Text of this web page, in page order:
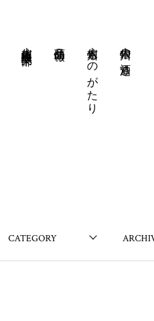
大信州の酒造り
大信州ものがたり